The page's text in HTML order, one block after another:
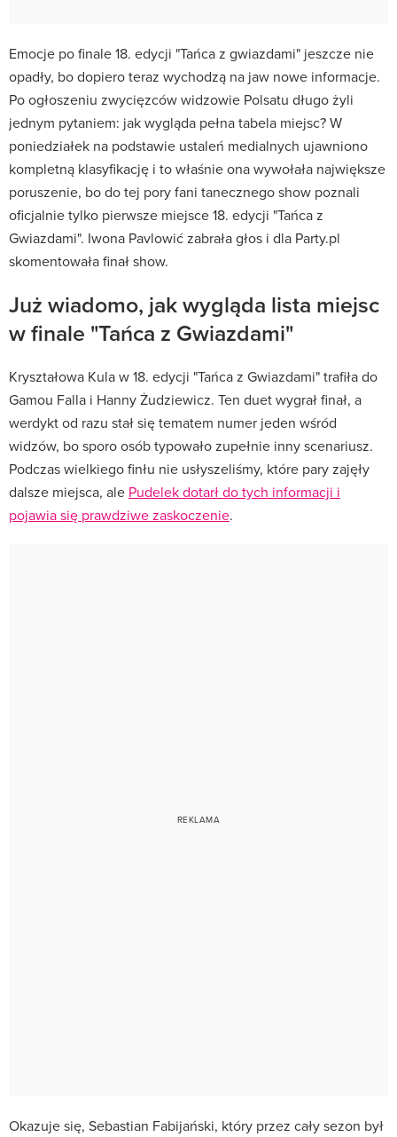
Emocje po finale 18. edycji "Tańca z gwiazdami" jeszcze nie
opadły, bo dopiero teraz wychodzą na jaw nowe informacje.
Po ogłoszeniu zwycięzców widzowie Polsatu długo żyli
jednym pytaniem: jak wygląda pełna tabela miejsc? W
poniedziałek na podstawie ustaleń medialnych ujawniono
kompletną klasyfikację i to właśnie ona wywołała największe
poruszenie, bo do tej pory fani tanecznego show poznali
oficjalnie tylko pierwsze miejsce 18. edycji "Tańca z
Gwiazdami". Iwona Pavlowić zabrała głos i dla Party.pl
skomentowała finał show.
Już wiadomo, jak wygląda lista miejsc
w finale "Tańca z Gwiazdami"
Kryształowa Kula w 18. edycji "Tańca z Gwiazdami" trafiła do
Gamou Falla i Hanny Żudziewicz. Ten duet wygrał finał, a
werdykt od razu stał się tematem numer jeden wśród
widzów, bo sporo osób typowało zupełnie inny scenariusz.
Podczas wielkiego finłu nie usłyszeliśmy, które pary zajęły
dalsze miejsca, ale Pudelek dotarł do tych informacji i
pojawia się prawdziwe zaskoczenie.
Okazuje się, Sebastian Fabijański, który przez cały sezon był